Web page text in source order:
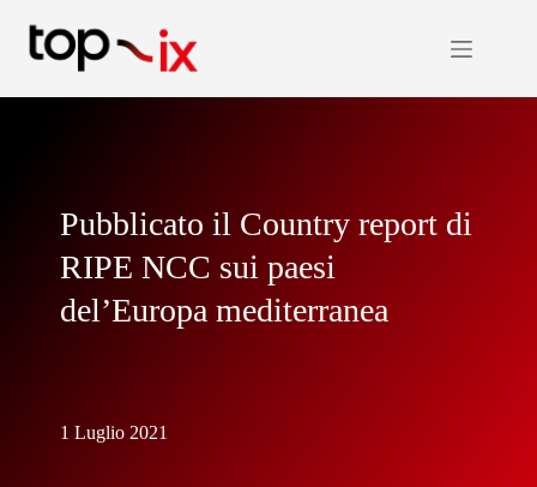
contenuto
Pubblicato il Country report di
RIPE NCC sui paesi
del’Europa mediterranea
1 Luglio 2021